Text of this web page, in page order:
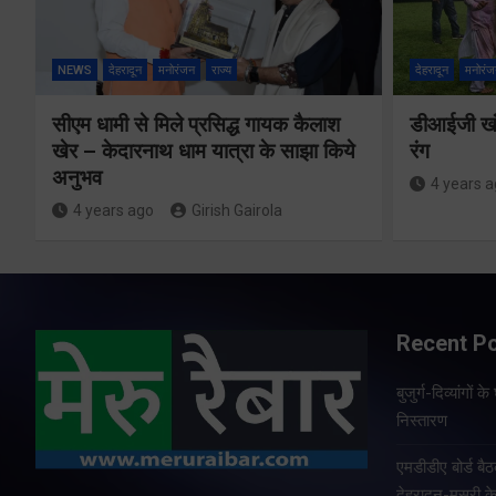
NEWS देहरादून मनोरंजन राज्य
सीएम धामी से मिले प्रसिद्ध गायक कैलाश
खेर – केदारनाथ धाम यात्रा के साझा किये
अनुभव
4 years ago Girish Gairola
देहरादून
डीआईजी
रंग
4 years
Recent
बुजुर्ग-दिव्यांगों
निस्तारण
एमडीडीए बोर्ड